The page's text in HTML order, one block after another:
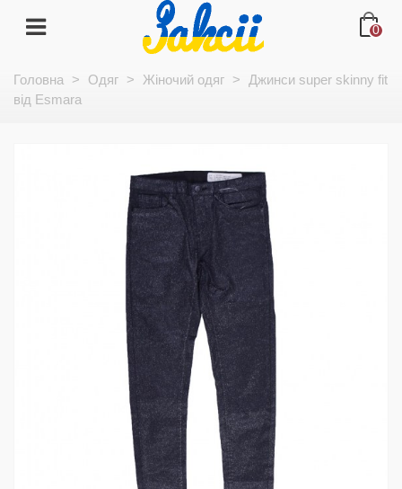
0
Головна > Одяг > Жіночий одяг >
Джинси super skinny fit
від Esmara